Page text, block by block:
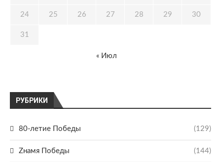
РУБРИКИ
80-летие Победы (129)
Zнамя Победы (144)
24 25 26 27 28 29 30
31
« Июл